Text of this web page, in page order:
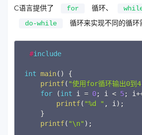
C语言提供了
for 循环、
do-while 循环来实现不同的循环
#include
int main( )
{
printf( "使用for循环输出0到
for
(int i = 0; i < 5; i
printf( "%d " , i ) ;
}
printf( "\n" ) ;